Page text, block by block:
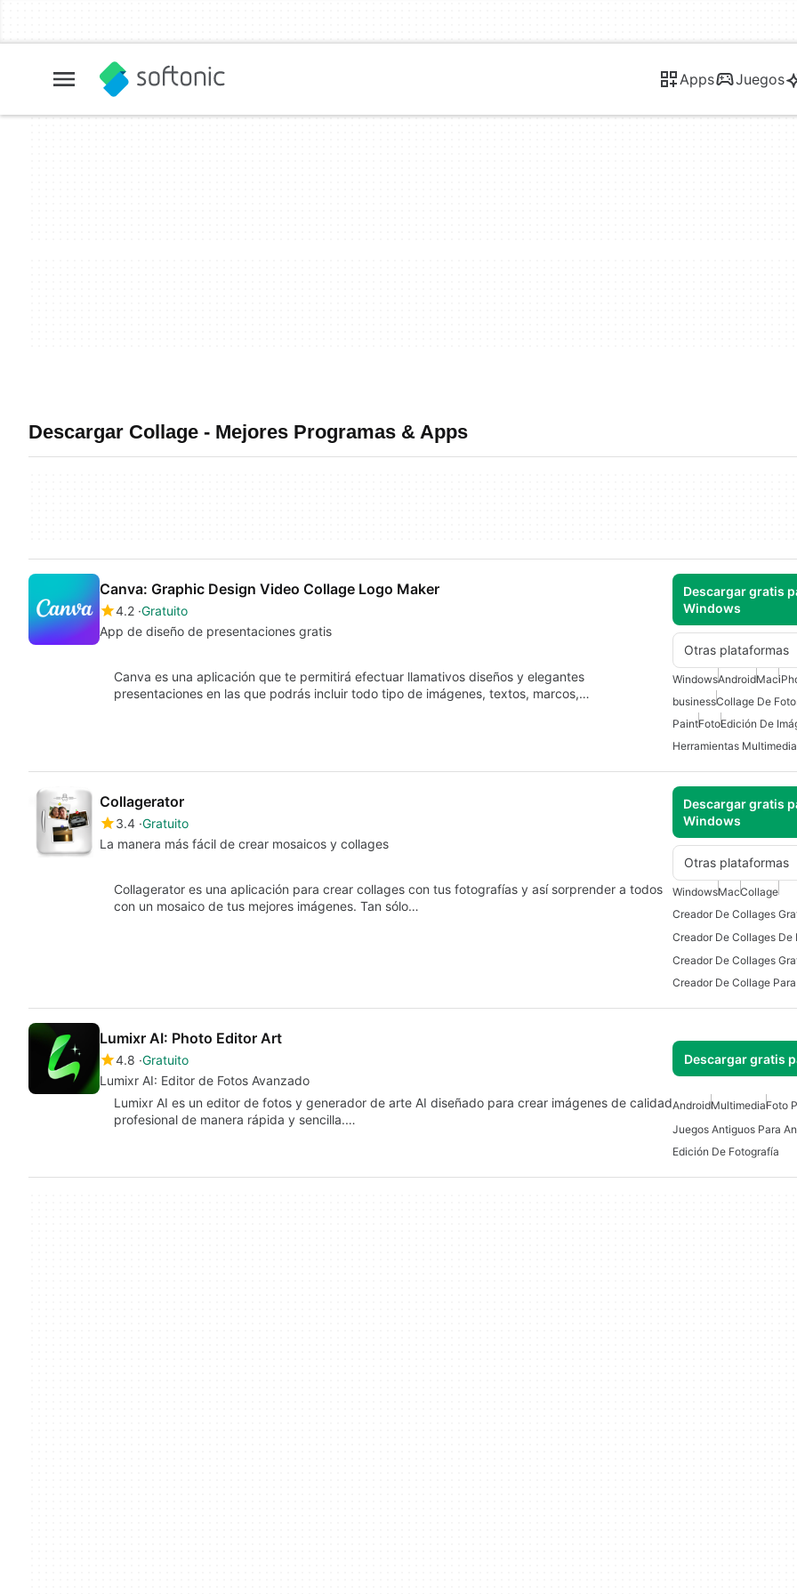
Apps Juegos
Descargar Collage - Mejores Programas & Apps
Canva: Graphic Design Video Collage Logo Maker
4.2 Gratuito
App de diseño de presentaciones gratis
Descargar gratis
Windows
Otras plataformas
Canva es una aplicación que te permitirá efectuar llamativos diseños y elegantes
presentaciones en las que podrás incluir todo tipo de imágenes, textos, marcos,…
WindowsAndroidMac
businessCollage De
PaintFotoEdición De
Herramientas
Collagerator
3.4 Gratuito
La manera más fácil de crear mosaicos y collages
Descargar gratis
Windows
Otras plataformas
Collagerator es una aplicación para crear collages con tus fotografías y así sorprender a todos
con un mosaico de tus mejores imágenes. Tan sólo…
WindowsMacCollage
Creador De Collages
Creador De Collage
Lumixr AI: Photo Editor Art
4.8 Gratuito
Lumixr AI: Editor de Fotos Avanzado
Descargar gratis
Lumixr AI es un editor de fotos y generador de arte AI diseñado para crear imágenes de calidad
profesional de manera rápida y sencilla.…
AndroidMultimediaFoto
Juegos Antiguos Para
Edición De Fotografía